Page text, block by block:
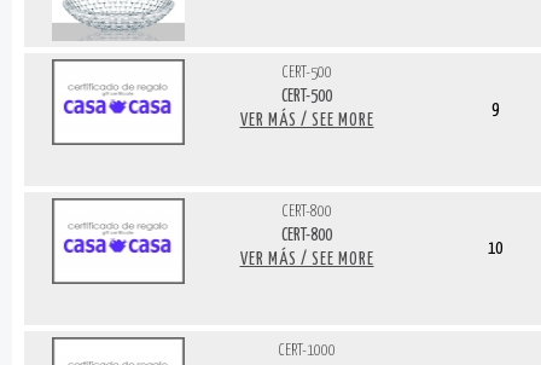
CERT-500
CERT-500
VER MÁS / SEE MORE
9
CERT-800
CERT-800
VER MÁS / SEE MORE
10
CERT-1000